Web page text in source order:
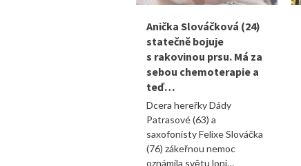
Anička Slováčková (24)
statečně bojuje
s rakovinou prsu. Má za
sebou chemoterapie a
teď…
Dcera hereřky Dády
Patrasové (63) a
saxofonisty Felixe Slováčka
(76) zákeřnou nemoc
oznámila světu loni…